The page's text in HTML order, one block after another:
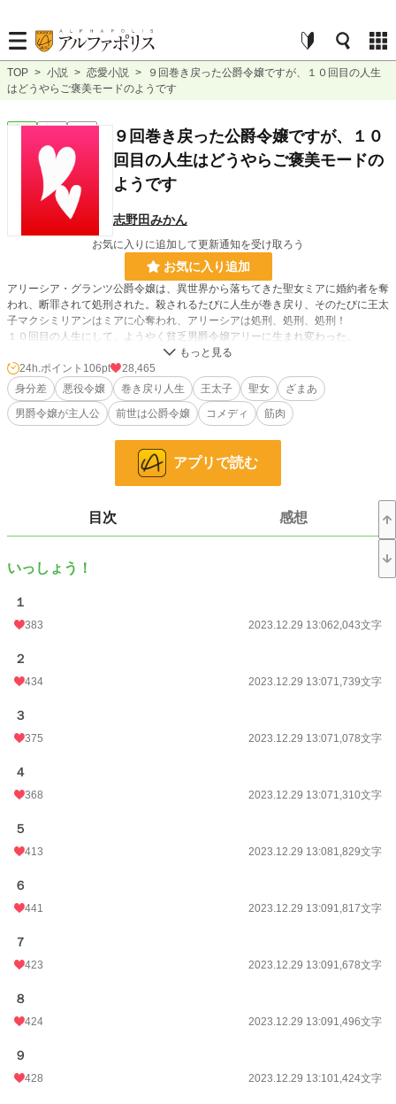
TOP > 小説 > 恋愛小説 >
９回巻き戻った公爵令嬢ですが、１０回目の人生
はどうやらご褒美モードのようです
恋愛 完結 長編
９回巻き戻った公爵令嬢ですが、１０
回目の人生はどうやらご褒美モードの
ようです
志野田みかん
お気に入りに追加して更新通知を受け取ろう
お気に入り追加
アリーシア・グランツ公爵令嬢は、異世界から落ちてきた聖女ミアに婚約者を奪
われ、断罪されて処刑された。殺されるたびに人生が巻き戻り、そのたびに王太
子マクシミリアンはミアに心奪われ、アリーシアは処刑、処刑、処刑！
１０回目の人生にして、ようやく貧乏男爵令嬢アリーに生まれ変わった。
もう王太子や聖女には関わらない！と心に決めたのに、病弱な弟のために王宮の
侍女として働くことに。するとなぜか、王太子マクシミリアンは聖女ミアには目
もくれず、男爵令嬢アリーを溺愛し始めて……。
（頭を空っぽにして笑えることを目指したコメディです。2020年に執筆した作
品です。本作を読みたいというお声があったため再掲します）
10,294 位 / 228,779 件
4,585 位 / 66,370 件
2,326
文字数
更新日時
月間ポイント
年間ポイント
累計ポイント
24h.ポイント 106pt
28,465
身分差
悪役令嬢 巻き戻り人生 王太子 聖女
ざまあ
男爵令嬢が主人公
前世は公爵令嬢 コメディ 筋肉
アプリで読む
目次 感想
いっしょう！
１
383 2023.12.29 13:062,043文字
２
434 2023.12.29 13:071,739文字
３
375 2023.12.29 13:071,078文字
４
368 2023.12.29 13:071,310文字
５
413 2023.12.29 13:081,829文字
６
441 2023.12.29 13:091,817文字
７
423 2023.12.29 13:091,678文字
８
424 2023.12.29 13:091,496文字
９
428 2023.12.29 13:101,424文字